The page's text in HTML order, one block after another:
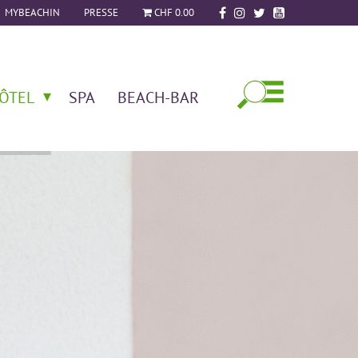
MYBEACHIN PRESSE CHF 0.00
SPA BEACH-BAR